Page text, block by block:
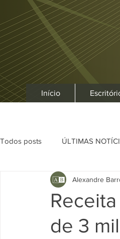
Início
Todos posts ÚLTIMAS
de 3
Alexandre